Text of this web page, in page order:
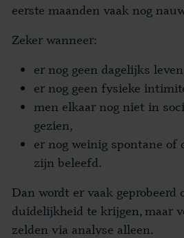
eerste maanden vaak nog
Zeker wanneer:
er nog geen dagelijks
er nog geen fysieke
men elkaar nog niet in
gezien,
er nog weinig spontane of
zijn beleefd.
Dan wordt er vaak geprobeerd
duidelijkheid te krijgen, maar
zelden via analyse alleen.